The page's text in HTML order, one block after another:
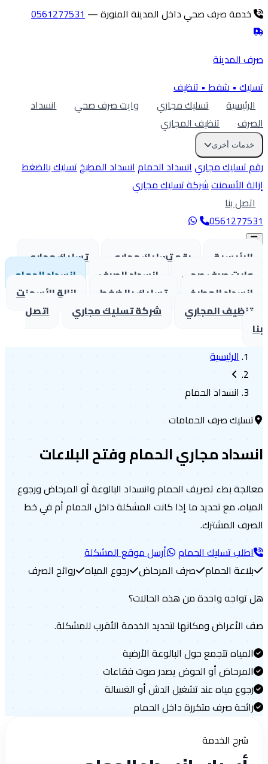
صرف صحي داخل المدينة المنورة —0561277531
المدينة
• شفط • تنظيف
تسليك مجاري وايت صرف صحي
انسداد
تنظيف المجاري
أخرى
تسليك مجاريانسداد الحمامانسداد المطبختسليك بالضغط
الأسمنتشركة تسليك مجاري
بنا
الرئيسية
رقم تسليك مجاري
تسليك مجاري
وايت صرف صحي
انسداد الصرف
انسداد الحمام
انسداد المطبخ
تسليك بالضغط
إزالة الأسمنت
تنظيف المجاري
شركة تسليك مجاري اتصل
الرئيسية
انسداد الحمام
صرف الحمامات
مجاري الحمام وفتح البلاعات
بطء تصريف الحمام وانسداد البالوعة أو المرحاض ورجوع
مع تحديد ما إذا كانت المشكلة داخل الحمام أم في خط
المشترك.
تسليك الحمام
أرسل موقع المشكلة
الحمام صرف المرحاض رجوع المياه روائح الصرف
واحدة من هذه الحالات؟
ومكانها لتحديد الخدمة الأقرب للمشكلة.
تتجمع حول البالوعة الأرضية
أو الحوض يصدر صوت فقاعات
مياه عند تشغيل الدش أو الغسالة
صرف متكررة داخل الحمام
شرح الخدمة